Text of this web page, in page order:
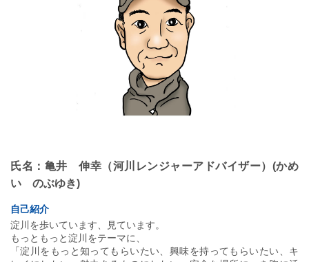
氏名：亀井 伸幸（河川レンジャーアドバイザー）(かめ
い のぶゆき)
自己紹介
淀川を歩いています、見ています。
もっともっと淀川をテーマに、
「淀川をもっと知ってもらいたい、興味を持ってもらいたい、キ